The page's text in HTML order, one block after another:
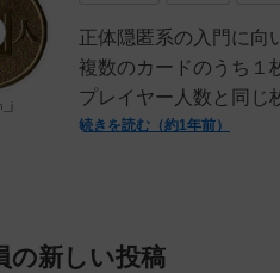
正体隠匿系の入門に向
複数のカードのうち１
プレイヤー人数と同じ
続きを読む（約1年前）
の新しい投稿